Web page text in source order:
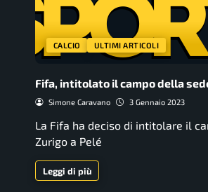
CALCIO ULTIMI ARTICOLI
Fifa, intitolato il campo della
Simone Caravano 3 Gennaio 2023
La Fifa ha deciso di intitolare il
Zurigo a Pelé
Leggi di più